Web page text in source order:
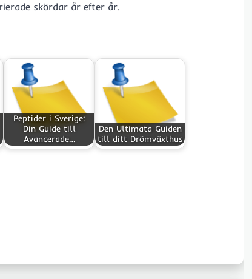
skördar år efter år.
Peptider i Sverige:
Din Guide till
Avancerade…
Den Ultimata Guiden
till ditt Drömväxthus